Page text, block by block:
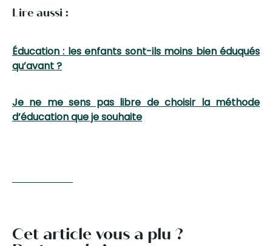
Lire aussi :
Éducation : les enfants sont-ils moins bien éduqués
qu’avant ?
Je ne me sens pas libre de choisir la méthode
d’éducation que je souhaite
Cet article vous a plu ?